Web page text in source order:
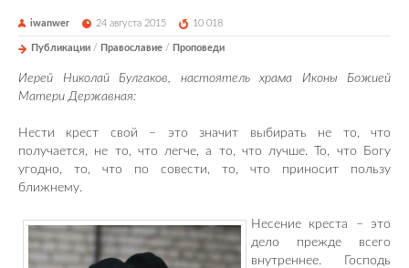
iwanwer 24 августа 2015 10 018
Публикации / Православие / Проповеди
Иерей Николай Булгаков, настоятель храма Иконы Божией
Матери Державная:
Нести крест свой – это значит выбирать не то, что
получается, не то, что легче, а то, что лучше. То, что Богу
угодно, то, что по совести, то, что приносит пользу
ближнему.
Несение креста – это
дело прежде всего
внутреннее. Господь